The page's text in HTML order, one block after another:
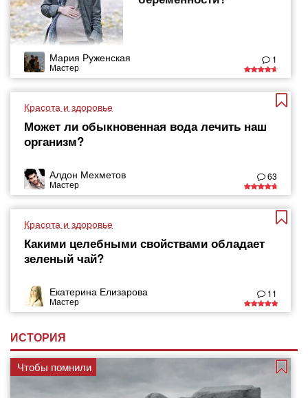
Мария Руженская
Мастер
1
Красота и здоровье
Может ли обыкновенная вода лечить наш
организм?
Алдон Мехметов
Мастер
63
Красота и здоровье
Какими целебными свойствами обладает
зеленый чай?
Екатерина Елизарова
Мастер
11
ИСТОРИЯ
Чтобы помнили